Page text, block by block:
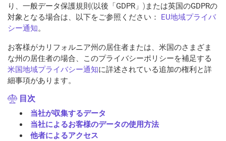
り、一般データ保護規則(以後「GDPR 」)または英国のGDPRの
対象となる場合は、以下をご参照ください： EU地域プライバ
シー通知。
お客様がカリフォルニア州の居住者または、米国のさまざま
な州の居住者の場合、このプライバシーポリシーを補足する
米国地域プライバシー通知に詳述されている追加の権利と詳
細事項があります。
目次
当社が収集するデータ
当社によるお客様のデータの使用方法
他者によるアクセス